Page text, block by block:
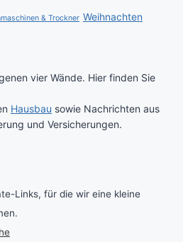
& Trockner Weihnachten
vier Wände. Hier finden Sie
Hausbau sowie Nachrichten aus
und Versicherungen.
Links, für die wir eine kleine